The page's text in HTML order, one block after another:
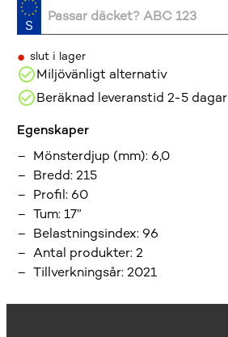
var:
590 SEK.
• slut i lager
Miljövänligt alternativ
Beräknad leveranstid 2-5 dagar
Egenskaper
Mönsterdjup (mm): 6,0
Bredd:215
Profil: 60
Tum:17”
Belastningsindex: 96
Antal produkter:2
Tillverkningsår:2021